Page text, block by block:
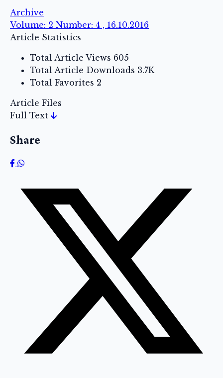
Archive
Volume: 2 Number: 4 , 16.10.2016
Article Statistics
Total Article Views 605
Total Article Downloads 3.7K
Total Favorites 2
Article Files
Full Text
Share